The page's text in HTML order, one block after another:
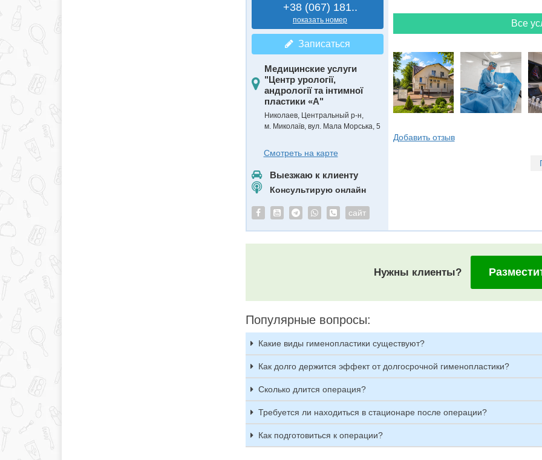
+38 (067) 181..
показать номер
Записаться
Медицинские услуги
"Центр урології,
андрології та інтимної
пластики «А"
Николаев, Центральный р-н,
м. Миколаїв, вул. Мала Морська, 5
Смотреть на карте
Выезжаю к клиенту
Консультирую онлайн
сайт
Все
Добавить отзыв
Нужны клиенты?
Популярные вопросы:
Какие виды гименопластики существуют?
Как долго держится эффект от долгосрочной гименопластики?
Сколько длится операция?
Требуется ли находиться в стационаре после операции?
Как подготовиться к операции?